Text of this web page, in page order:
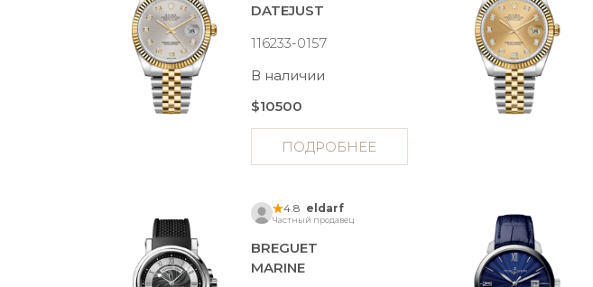
DATEJUST
116233-0157
В наличии
$10500
ПОДРОБНЕЕ
4.8 eldarf
Частный продавец
BREGUET
MARINE